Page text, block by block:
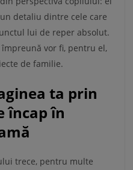
detaliu dintre cele care
lui de reper absolut.
vor fi, pentru el,
de familie.
ta prin
încap în
trece, pentru multe